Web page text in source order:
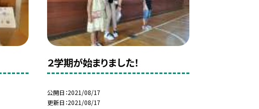
２学期が始まりました！
公開日 2021/08/17
更新日 2021/08/17